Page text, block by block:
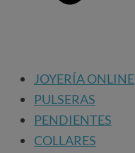
JOYERÍA ONLINE
PULSERAS
PENDIENTES
COLLARES